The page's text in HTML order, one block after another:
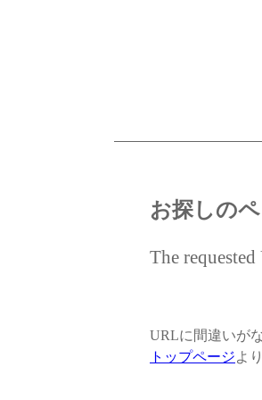
お探しの
The
URLに間違いが
トップページよ